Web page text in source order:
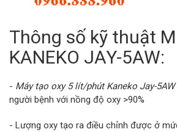
Thông số kỹ thuật
KANEKO JAY-5AW:
- Máy tạo oxy 5 lít/phút Kaneko Jay-5AW
người bệnh với nồng độ oxy >90%
- Lượng oxy tạo ra điều chỉnh được ở